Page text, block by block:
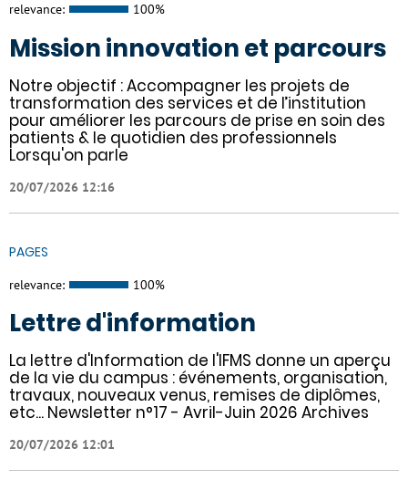
relevance: 100%
Mission innovation et parcours
Notre objectif : Accompagner les projets de
transformation des services et de l’institution
pour améliorer les parcours de prise en soin des
patients & le quotidien des professionnels
Lorsqu'on parle
20/07/2026 12:16
PAGES
relevance: 100%
Lettre d'information
La lettre d'Information de l'IFMS donne un aperçu
de la vie du campus : événements, organisation,
travaux, nouveaux venus, remises de diplômes,
etc... Newsletter n°17 - Avril-Juin 2026 Archives
20/07/2026 12:01